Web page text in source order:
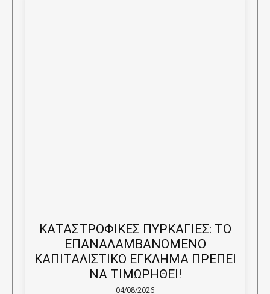
ΚΑΤΑΣΤΡΟΦΙΚΕΣ ΠΥΡΚΑΓΙΕΣ: ΤΟ
ΕΠΑΝΑΛΑΜΒΑΝΟΜΕΝΟ
ΚΑΠΙΤΑΛΙΣΤΙΚΟ ΕΓΚΛΗΜΑ ΠΡΕΠΕΙ
ΝΑ ΤΙΜΩΡΗΘΕΙ!
04/08/2026